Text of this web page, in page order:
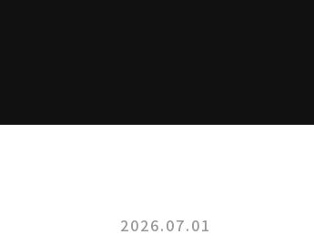
2026.07.01